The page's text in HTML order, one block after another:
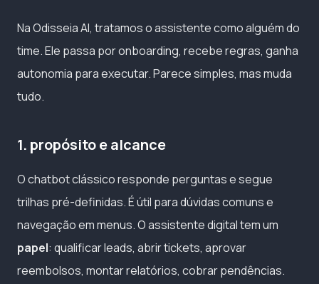
Na Odisseia AI, tratamos o assistente como alguém do
time. Ele passa por onboarding, recebe regras, ganha
autonomia para executar. Parece simples, mas muda
tudo.
1. propósito e alcance
O chatbot clássico responde perguntas e segue
trilhas pré-definidas. É útil para dúvidas comuns e
navegação em menus. O assistente digital tem um
papel: qualificar leads, abrir tickets, aprovar
reembolsos, montar relatórios, cobrar pendências.